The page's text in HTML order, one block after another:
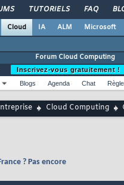
TUTORIELS FAQ
Cloud IA ALM Microsoft
Forum Cloud Computing
Inscrivez-vous gratuitement !
Blogs Agenda Chat
Cloud Computing
? Pas encore